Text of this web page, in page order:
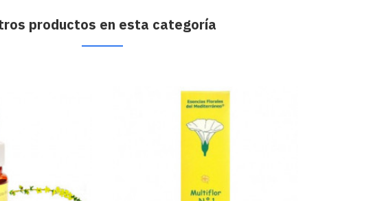
productos en esta categoría